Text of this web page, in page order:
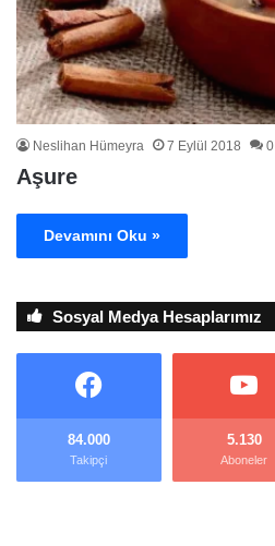
Neslihan Hümeyra 7 Eylül 2018 0
Aşure
Devamını Oku »
Sosyal Medya Hesaplarımız
84.000
Takipçi
5.130
Aboneler